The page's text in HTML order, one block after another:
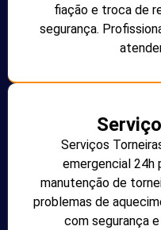
fiação e troca de
segurança.
Serviços
emergencial 24h
manutenção de
problemas de
com segurança